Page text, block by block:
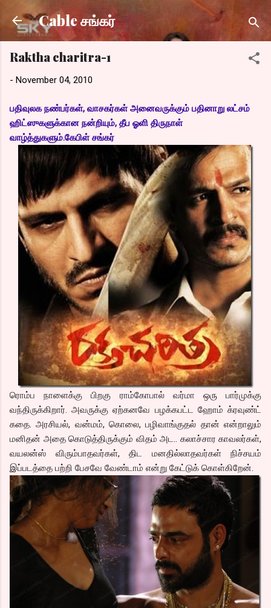
Skip to main content
Cable சங்கர்
Raktha charitra-1
- November 04, 2010
பதிவுலக நண்பர்கள், வாசகர்கள் அனைவருக்கும் பதினாறு லட்சம்
ஹிட்ஸுகளுக்கான நன்றியும், தீப ஓளி திருநாள்
வாழ்த்துகளும்.கேபிள் சங்கர்
ரொம்ப நாளைக்கு பிறகு ராம்கோபால் வர்மா ஒரு பார்முக்கு
வந்திருக்கிறார். அவருக்கு ஏற்கனவே பழக்கபட்ட ஹோம் க்ரவுண்ட்
கதை. அரசியல், வன்மம், கொலை, பழிவாங்குதல் தான் என்றாலும்
மனிதன் அதை கொடுத்திருக்கும் விதம் அட.. கலாச்சார காவலர்கள்,
வயலன்ஸ் விரும்பாதவர்கள், திட மனதில்லாதவர்கள் நிச்சயம்
இப்படத்தை பற்றி பேசவே வேண்டாம் என்று கேட்டுக் கொள்கிறேன்.